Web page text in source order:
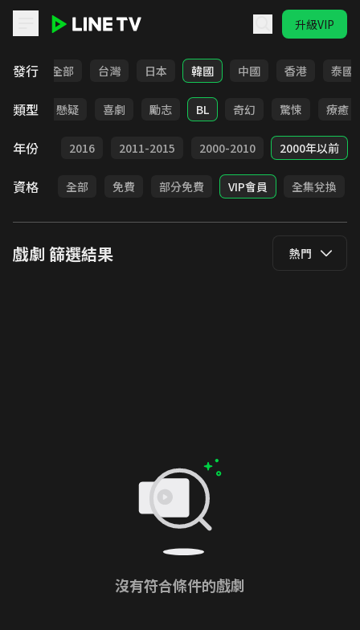
升級VIP
發行 全部 台灣 日本 韓國 中國 香港 泰國
類型
甜寵 懸疑 喜劇 勵志 BL 奇幻 驚悚 療癒
年份
2017 2016 2011-2015 2000-2010 2000年以前
資格 全部 免費 部分免費 VIP會員 全集兌換
戲劇 篩選結果 熱門
沒有符合條件的戲劇